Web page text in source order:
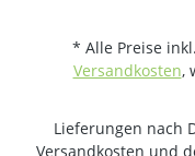
* Alle Preise
Versandkosten,
Lieferungen nach
Versandkosten und